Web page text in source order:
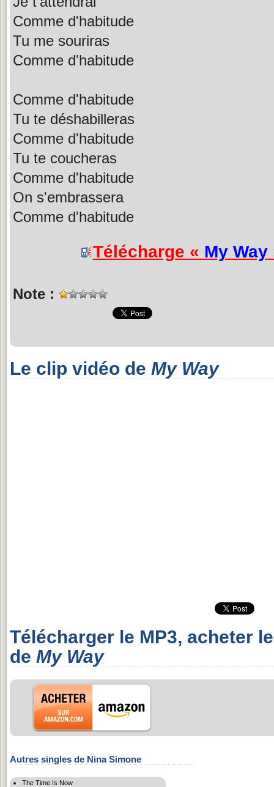
Comme d'habitude
Tu me souriras
Comme d'habitude
Comme d'habitude
Tu te déshabilleras
Comme d'habitude
Tu te coucheras
Comme d'habitude
On s'embrassera
Comme d'habitude
Télécharge « My Way
Note :
Le clip vidéo de My Way
Télécharger le MP3, acheter
de My Way
Autres singles de Nina Simone
The Time Is Now